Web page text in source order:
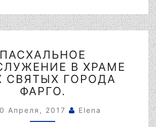
БОГОСЛУЖЕНИЕ
В
ХРАМЕ
ВСЕХ
СВЯТЫХ
ГОРОДА
ФАРГО.
ПАСХАЛЬНОЕ
В ХРАМЕ
СВЯТЫХ ГОРОДА
ФАРГО.
Апреля, 2017 Elena